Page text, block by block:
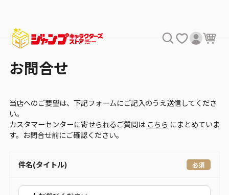
お問合せ
当店へのご要望は、下記フォームにご記入のうえ送信してくださ
い。
カスタマーセンターに寄せられるご質問は こちら にまとめていま
す。お問合せ前にご確認ください。
件名(タイトル)